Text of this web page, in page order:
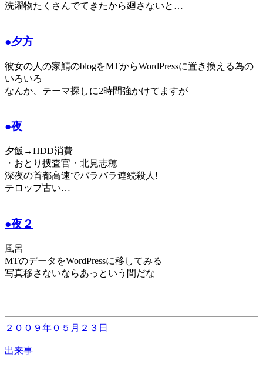
洗濯物たくさんでてきたから廻さないと…
●夕方
彼女の人の家鯖のblogをMTからWordPressに置き換える為の
いろいろ
なんか、テーマ探しに2時間強かけてますが
●夜
夕飯→HDD消費
・おとり捜査官・北見志穂
深夜の首都高速でバラバラ連続殺人!
テロップ古い…
●夜２
風呂
MTのデータをWordPressに移してみる
写真移さないならあっという間だな
２００９年０５月２３日
出来事